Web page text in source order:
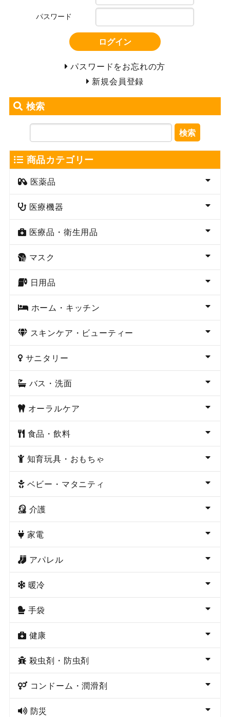
パスワード
ログイン
パスワードをお忘れの方
新規会員登録
検索
検索
商品カテゴリー
医薬品
医療機器
医療品・衛生用品
マスク
日用品
ホーム・キッチン
スキンケア・ビューティー
サニタリー
バス・洗面
オーラルケア
食品・飲料
知育玩具・おもちゃ
ベビー・マタニティ
介護
家電
アパレル
暖冷
手袋
健康
殺虫剤・防虫剤
コンドーム・潤滑剤
防災